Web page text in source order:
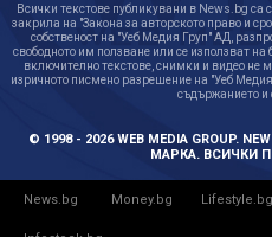
Всички текстове публикувани в News.bg са
закрила на "Закона за авторското право и
собственост на "Уеб Медия Груп" АД,
свободното им ползване или се използват
включително текстове, снимки и видео не
изричното писмено разрешение на "Уеб
съдържанието и
© 1998 - 2026 WEB MEDIA GROUP.
МАРКА. ВСИЧКИ
News.bg Money.bg Lifestyle.bg